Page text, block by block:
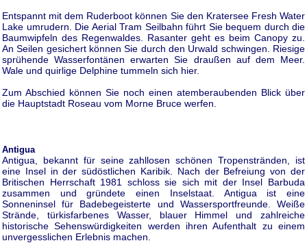
Entspannt mit dem Ruderboot können Sie den Kratersee Fresh Water
Lake umrudern. Die Aerial Tram Seilbahn führt Sie bequem durch die
Baumwipfeln des Regenwaldes. Rasanter geht es beim Canopy zu.
An Seilen gesichert können Sie durch den Urwald schwingen. Riesige
sprühende Wasserfontänen erwarten Sie draußen auf dem Meer.
Wale und quirlige Delphine tummeln sich hier.
Zum Abschied können Sie noch einen atemberaubenden Blick über
die Hauptstadt Roseau vom Morne Bruce werfen.
Antigua
Antigua, bekannt für seine zahllosen schönen Tropenstränden, ist
eine Insel in der südöstlichen Karibik. Nach der Befreiung von der
Britischen Herrschaft 1981 schloss sie sich mit der Insel Barbuda
zusammen und gründete einen Inselstaat. Antigua ist eine
Sonneninsel für Badebegeisterte und Wassersportfreunde. Weiße
Strände, türkisfarbenes Wasser, blauer Himmel und zahlreiche
historische Sehenswürdigkeiten werden ihren Aufenthalt zu einem
unvergesslichen Erlebnis machen.